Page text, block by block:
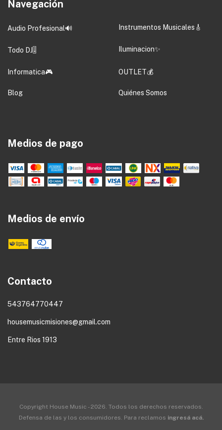
Navegación
Audio Profesional🔊 Instrumentos Musicales🎸
Todo DJ🎚️ Iluminacion✨
Informatica🎮 OUTLET💰
Blog Quiénes Somos
Medios de pago
Medios de envío
Contacto
543764770447
housemusicmisiones@gmail.com
Entre Rios 1913
Copyright House Music - 2026. Todos los derechos reservados.
Defensa de las y los consumidores. Para reclamos ingresá acá.